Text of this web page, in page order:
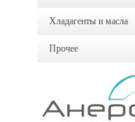
Хладагенты и масла
Прочее